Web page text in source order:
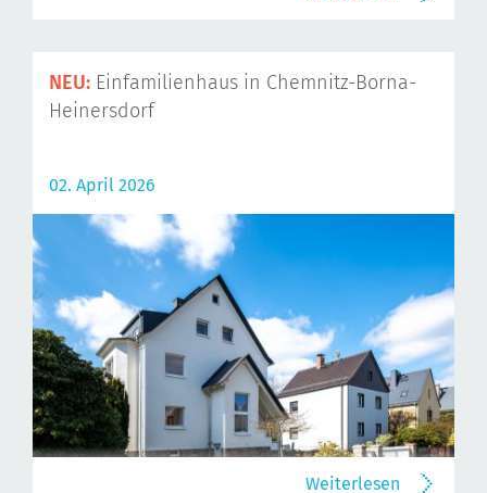
NEU: Einfamilienhaus in Chemnitz-Borna-
Heinersdorf
02. April 2026
Weiterlesen